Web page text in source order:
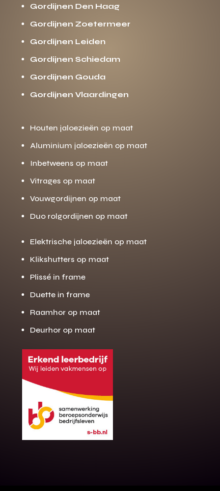
Gratis offerte
op maat?
Binnen 24 uur jouw gratis offerte
10 jaar garantie op de montage
Gordijnen Den Haag
Gordijnen Zoetermeer
Gordijnen Leiden
Gordijnen Schiedam
Gordijnen Gouda
Gordijnen Vlaardingen
Houten jaloezieën op maat
Aluminium jaloezieën op maat
Inbetweens op maat
Vitrages op maat
Vouwgordijnen op maat
Duo rolgordijnen op maat
Elektrische jaloezieën op maat
Klikshutters op maat
Plissé in frame
Duette in frame
Raamhor op maat
Deurhor op maat